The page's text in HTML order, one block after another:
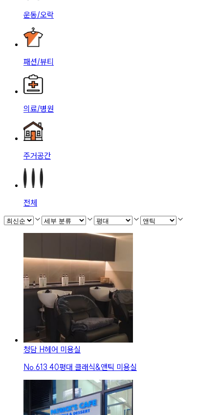
운동/오락
패션/뷰티
의료/병원
주거공간
전체
청담 H헤어 미용실
No. 613 40평대 클래식&앤틱 미용실